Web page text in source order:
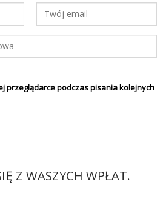
przeglądarce podczas pisania kolejnych
Z WASZYCH WPŁAT.